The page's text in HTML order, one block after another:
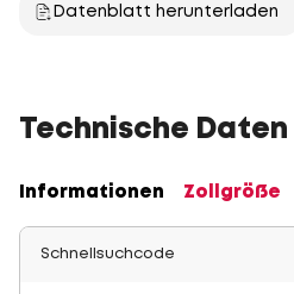
Datenblatt herunterladen
Technische Daten
Informationen Zollgröße
Schnellsuchcode